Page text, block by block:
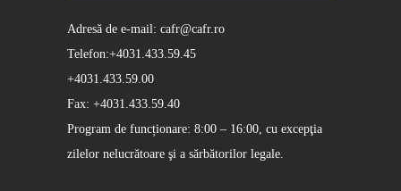
Adresă de e-mail: cafr@cafr.ro
Telefon:+4031.433.59.45
+4031.433.59.00
Fax: +4031.433.59.40
Program de funcționare: 8:00 – 16:00, cu excepţia
zilelor nelucrătoare şi a sărbătorilor legale.